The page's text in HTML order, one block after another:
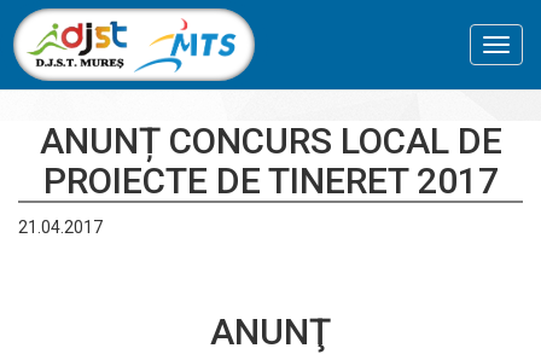
ANUNȚ CONCURS LOCAL DE
PROIECTE DE TINERET 2017
21.04.2017
ANUNŢ